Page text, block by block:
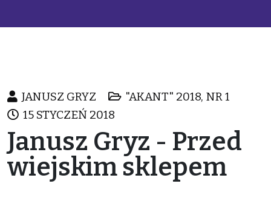
JANUSZ GRYZ
"AKANT" 2018, NR 1
15 STYCZEŃ 2018
Janusz Gryz - Przed
wiejskim sklepem